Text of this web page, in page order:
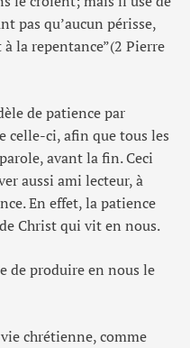
pas qu’aucun périsse,
la repentance”(2 Pierre
de patience par
celle-ci, afin que tous les
avant la fin. Ceci
aussi ami lecteur, à
En effet, la patience
Christ qui vit en nous.
de produire en nous le
chrétienne, comme